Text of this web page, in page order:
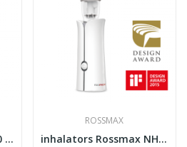
ROSSMAX NE100/NA100 Inhalatora Komplekts
ROSSMAX
inhalators Rossmax NH60